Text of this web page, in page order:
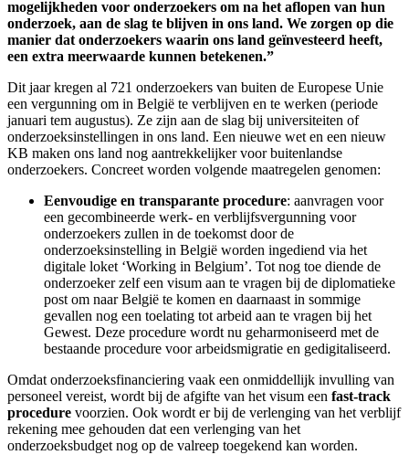
mogelijkheden voor onderzoekers om na het aflopen van hun
onderzoek, aan de slag te blijven in ons land. We zorgen op die
manier dat onderzoekers waarin ons land geïnvesteerd heeft,
een extra meerwaarde kunnen betekenen.”
Dit jaar kregen al 721 onderzoekers van buiten de Europese Unie
een vergunning om in België te verblijven en te werken (periode
januari tem augustus). Ze zijn aan de slag bij universiteiten of
onderzoeksinstellingen in ons land. Een nieuwe wet en een nieuw
KB maken ons land nog aantrekkelijker voor buitenlandse
onderzoekers. Concreet worden volgende maatregelen genomen:
Eenvoudige en transparante procedure: aanvragen voor
een gecombineerde werk- en verblijfsvergunning voor
onderzoekers zullen in de toekomst door de
onderzoeksinstelling in België worden ingediend via het
digitale loket ‘Working in Belgium’. Tot nog toe diende de
onderzoeker zelf een visum aan te vragen bij de diplomatieke
post om naar België te komen en daarnaast in sommige
gevallen nog een toelating tot arbeid aan te vragen bij het
Gewest. Deze procedure wordt nu geharmoniseerd met de
bestaande procedure voor arbeidsmigratie en gedigitaliseerd.
Omdat onderzoeksfinanciering vaak een onmiddellijk invulling van
personeel vereist, wordt bij de afgifte van het visum een fast-track
procedure voorzien. Ook wordt er bij de verlenging van het verblijf
rekening mee gehouden dat een verlenging van het
onderzoeksbudget nog op de valreep toegekend kan worden.